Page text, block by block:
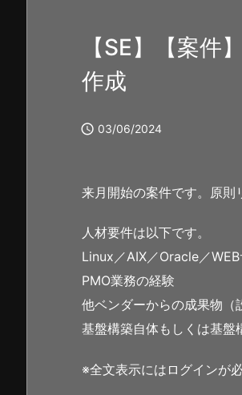
【SE】【案
作成
 03/06/2024
来月開始の案件です。原則
人材要件は以下です。
Linux／AIX／Oracle／
PMO業務の経験
他ベンダーからの成果物（
基盤構築自体もしくは基盤
※全文表示にはログインが必